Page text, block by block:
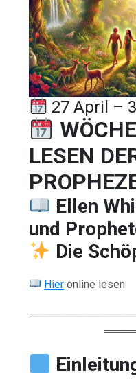
27 April –
LESEN
Ellen
und
Die
Hier online lesen